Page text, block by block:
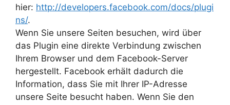
hier: http://developers.facebook.com/docs/plugi
ns/.
Wenn Sie unsere Seiten besuchen, wird über
das Plugin eine direkte Verbindung zwischen
Ihrem Browser und dem Facebook-Server
hergestellt. Facebook erhält dadurch die
Information, dass Sie mit Ihrer IP-Adresse
unsere Seite besucht haben. Wenn Sie den